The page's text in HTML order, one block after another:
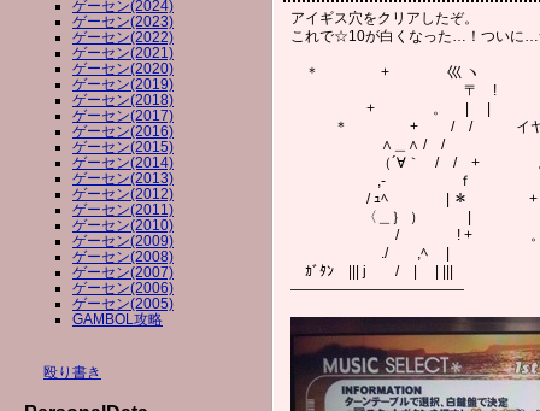
アイギス穴をクリアしたぞ。
これで☆10が白くなった…！ついに
＊ + 巛 ヽ
〒 ! +
+ 。 | |
＊ + / / イヤッッホォ
∧＿∧ / /
（´∀｀ / /
,- ｆ
/ ｭﾍ | ＊
〈＿｝ ） |
/ ! +
./ ,ﾍ |
ｶﾞﾀﾝ ||| j / | | |||
――――――――――――
ゲーセン(2024)
ゲーセン(2023)
ゲーセン(2022)
ゲーセン(2021)
ゲーセン(2020)
ゲーセン(2019)
ゲーセン(2018)
ゲーセン(2017)
ゲーセン(2016)
ゲーセン(2015)
ゲーセン(2014)
ゲーセン(2013)
ゲーセン(2012)
ゲーセン(2011)
ゲーセン(2010)
ゲーセン(2009)
ゲーセン(2008)
ゲーセン(2007)
ゲーセン(2006)
ゲーセン(2005)
GAMBOL攻略
殴り書き